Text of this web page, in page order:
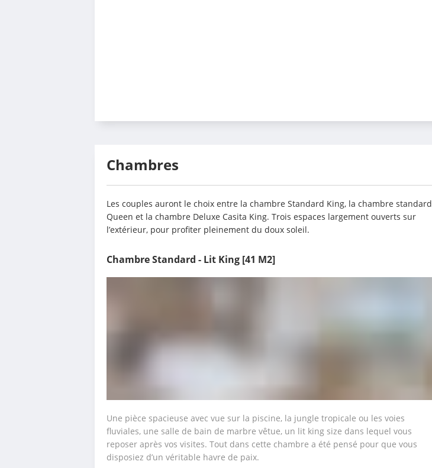
Chambres
Les couples auront le choix entre la chambre Standard King, la chambre standard
Queen et la chambre Deluxe Casita King. Trois espaces largement ouverts sur
l’extérieur, pour profiter pleinement du doux soleil.
Chambre Standard - Lit King [41 M2]
Une pièce spacieuse avec vue sur la piscine, la jungle tropicale ou les voies
fluviales, une salle de bain de marbre vêtue, un lit king size dans lequel vous
reposer après vos visites. Tout dans cette chambre a été pensé pour que vous
disposiez d’un véritable havre de paix.